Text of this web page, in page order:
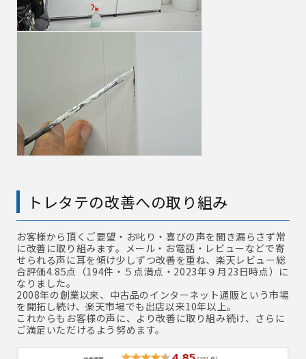
トレタテの改善への取り組み
お客様から頂くご要望・お叱り・喜びの声を聞き漏らさず常
に改善に取り組みます。メール・お電話・レビューなどで寄
せられる声に耳を傾け少しずつ改善を重ね、楽天レビュー総
合評価4.85点（194件・５点満点・2023年９月23日時点）に
なりました。
2008年の創業以来、中古品のインターネット通販という市場
を開拓し続け、楽天市場でも出店以来10年以上。
これからもお客様の声に、より改善に取り組み続け、さらに
ご満足いただけるよう努めます。